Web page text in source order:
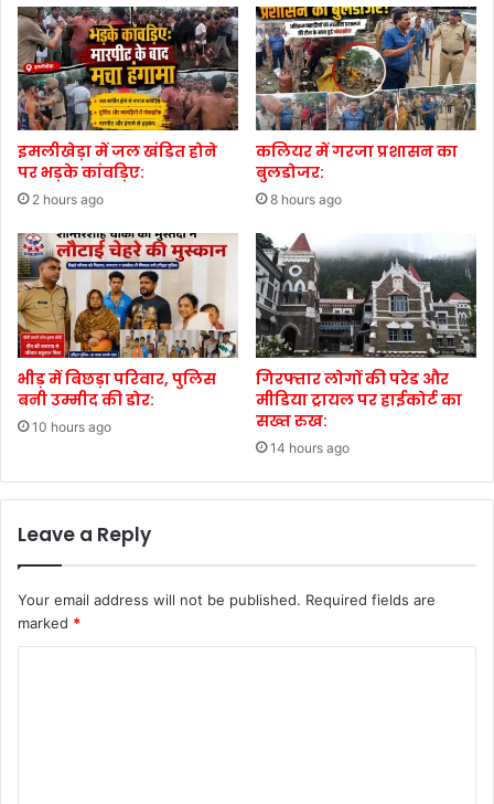
इमलीखेड़ा में जल खंडित होने
पर भड़के कांवड़िए:
2 hours ago
कलियर में गरजा प्रशासन का
बुलडोजर:
8 hours ago
भीड़ में बिछड़ा परिवार, पुलिस
बनी उम्मीद की डोर:
10 hours ago
गिरफ्तार लोगों की परेड और
मीडिया ट्रायल पर हाईकोर्ट का
सख्त रुख:
14 hours ago
Leave a Reply
Your email address will not be published. Required fields are
marked *